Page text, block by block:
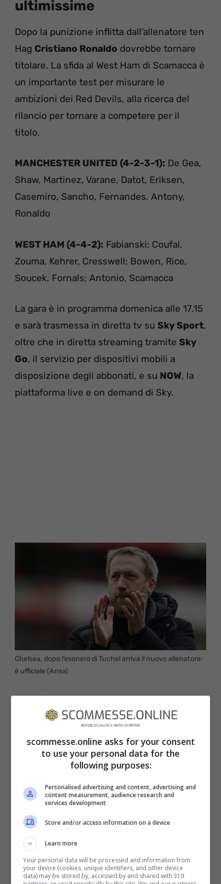
ultimissime
Dopo la punizione inflitta dall’allenatore ten
Hag Cristiano Ronaldo dovrebbe tornare
titolare. La sfida al West Ham di Scamacca è
un importante test per misurare le
ambizioni dei Red Devils, alla ricerca del
rilancio per tornare a competere per il
titolo.
MANCHESTER UNITED (4-2-3-1): De Gea,
Shaw, Martinez, Varane, Datot, Eriksen,
Casemiro, Sancho, Fernandes, Antony,
Ronaldo
WEST HAM (4-4-2): Fabianski; Coufal,
Zouma, Kehrer, Cresswell; Bowen, Rice,
Soucek, Fornals; Antonio, Scamacca
La gara è in programma domenica alle 17.15
e sarà trasmessa in diretta tv su Sky Sport,
oltre che in diretta streaming tramite Sky
Go, il servizio per dispositivi mobili a
disposizione degli abbonati, e su NOW, la
piattaforma live e on demand di Sky.
Chelsea, dopo l’esonero di Tuchel arriva il nuovo allenatore:
è ufficiale (Ansa)
Premier League 2022-2023, la
quattordicesima giornata:
Brighton-Chelsea:
probabili formazioni e
L’italiano RobertoDe Zerbiè ancora alla
ricerca della prima vittoria sulla panchina
del Brighton. La squadra incrocia il suo ex
allenatore Potter, che ha “mollato” l’Albion
proprio per andare ad allenare ilChelsea
scommesse.online asks for your consent
to use your personal data for the
following purposes:
Personalised advertising and content, advertising and
content measurement, audience research and
services development
Store and/or access information on a device
Learn more
Your personal data will be processed and information from
your device (cookies, unique identifiers, and other device
data) may be stored by, accessed by and shared with 319